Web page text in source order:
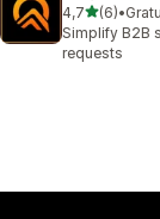
4,7de 5
(6)
6 total de•
Simplify B2B
requests